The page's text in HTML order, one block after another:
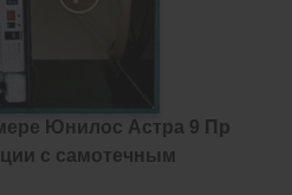
Юнилос Астра 9 Пр
с самотечным